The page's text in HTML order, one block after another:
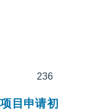
236
目申请初